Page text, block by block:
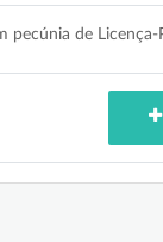
pecúnia de Licença-